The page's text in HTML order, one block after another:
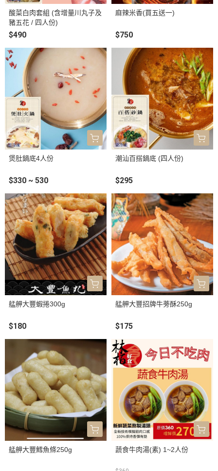
酸菜白肉套組 (含增量川丸子及
豬五花 / 四人份)
$490
麻辣米香(買五送一)
$750
煲肚鍋底4人份
$330 ~ 530
潮汕百搭鍋底 (四人份)
$295
艋舺大豐蝦捲300g
$180
艋舺大豐招牌牛蒡酥250g
$175
艋舺大豐鱈魚條250g 蔬食牛肉湯(素) 1~2人份